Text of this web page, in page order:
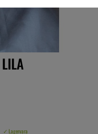
✓ Lagervara